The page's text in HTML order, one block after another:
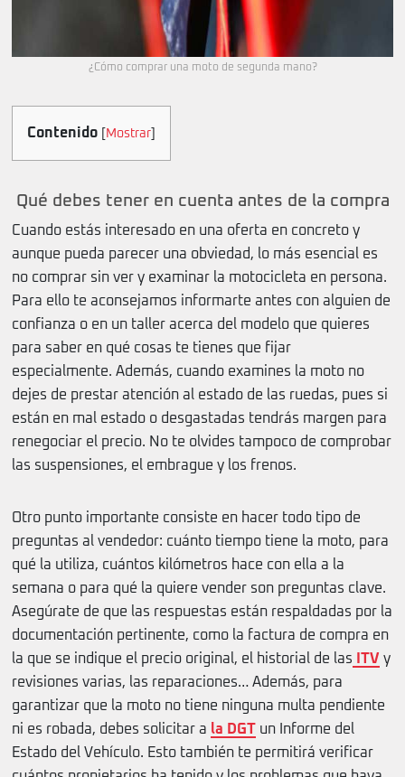
¿Cómo comprar una moto de segunda mano?
Contenido Mostrar
Qué debes tener en cuenta antes de la compra
Cuando estás interesado en una oferta en concreto y
aunque pueda parecer una obviedad, lo más esencial es
no comprar sin ver y examinar la motocicleta en persona.
Para ello te aconsejamos informarte antes con alguien de
confianza o en un taller acerca del modelo que quieres
para saber en qué cosas te tienes que fijar
especialmente. Además, cuando examines la moto no
dejes de prestar atención al estado de las ruedas, pues si
están en mal estado o desgastadas tendrás margen para
renegociar el precio. No te olvides tampoco de comprobar
las suspensiones, el embrague y los frenos.
Otro punto importante consiste en hacer todo tipo de
preguntas al vendedor: cuánto tiempo tiene la moto, para
qué la utiliza, cuántos kilómetros hace con ella a la
semana o para qué la quiere vender son preguntas clave.
Asegúrate de que las respuestas están respaldadas por la
documentación pertinente, como la factura de compra en
la que se indique el precio original, el historial de las ITV y
revisiones varias, las reparaciones… Además, para
garantizar que la moto no tiene ninguna multa pendiente
ni es robada, debes solicitar a la DGT un Informe del
Estado del Vehículo. Esto también te permitirá verificar